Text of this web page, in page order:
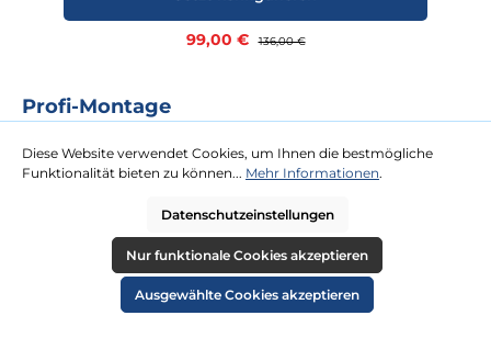
Verkaufspreis:
99,00 € Regulärer Preis:
136,00 €
Profi-Montage
kaum eine Dachterrasse zu hoch oder Tür zu schmal. Gegen eine
Festpauschale kommen zwei Tischler zu Ihnen und platzieren Ihren
mehr erfahren
Diese Website verwendet Cookies, um Ihnen die bestmögliche
Funktionalität bieten zu können... Mehr Informationen.
Datenschutzeinstellungen
Nur funktionale Cookies akzeptieren
Ausgewählte Cookies akzeptieren